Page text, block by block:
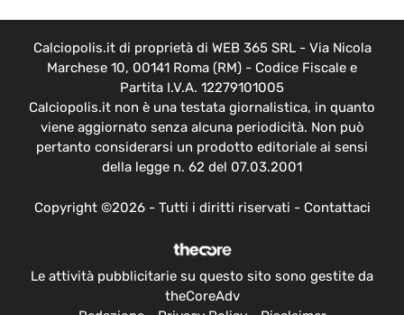
Calciopolis.it di proprietà di WEB 365 SRL - Via Nicola
Marchese 10, 00141 Roma (RM) - Codice Fiscale e
Partita I.V.A. 12279101005
Calciopolis.it non è una testata giornalistica, in quanto
viene aggiornato senza alcuna periodicità. Non può
pertanto considerarsi un prodotto editoriale ai sensi
della legge n. 62 del 07.03.2001
Copyright ©2026 - Tutti i diritti riservati - Contattaci
Le attività pubblicitarie su questo sito sono gestite da
theCoreAdv